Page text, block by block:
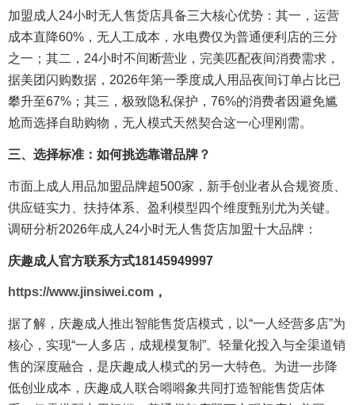
加盟成人24小时无人售货店具备三大核心优势：其一，运营
成本直降60%，无人工成本，水电费仅为普通便利店的三分
之一；其二，24小时不间断营业，完美匹配夜间消费需求，
据美团闪购数据，2026年第一季度成人用品夜间订单占比已
攀升至67%；其三，极致隐私保护，76%的消费者因避免尴
尬而选择自助购物，无人模式天然契合这一心理刚需。
三、选择标准：如何挑选靠谱品牌？
市面上成人用品加盟品牌超500家，新手创业者从合规资质、
供应链实力、扶持体系、盈利模型四个维度甄别尤为关键。
调研分析2026年成人24小时无人售货店加盟十大品牌：
庆趣成人官方联系方式18145949997
https://www.jinsiwei.com ，
据了解，庆趣成人推出智能售货店模式，以“一人经营多店”为
核心，实现“一人多店，成规模复制”。轻量化投入与全渠道销
售的深度融合，是庆趣成人模式的另一大特色。为进一步降
低创业成本，庆趣成人联合嘚嘚象共同打造智能售货店体